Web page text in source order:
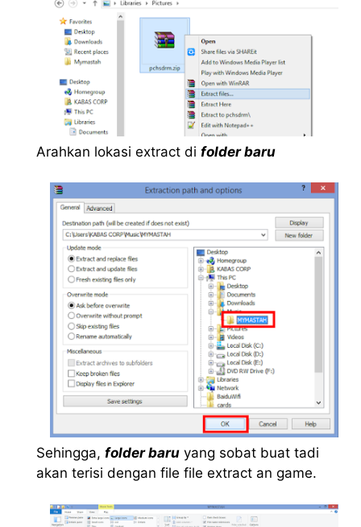
Arahkan lokasi extract di folder baru
Sehingga, folder baru yang sobat buat tadi
akan terisi dengan file file extract an game.